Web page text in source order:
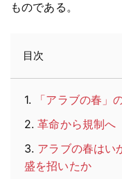
ものである。
目次
1.
「アラブの春」
2. 革命から規制へ
3. アラブの春はい
盛を招いたか